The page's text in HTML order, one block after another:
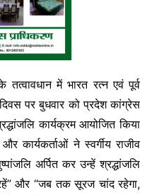
में भारत रत्न एवं पूर्व
पर बुधवार को प्रदेश कांग्रेस
कार्यक्रम आयोजित किया
कार्यकर्ताओं ने स्वर्गीय राजीव
अर्पित कर उन्हें श्रद्धांजलि
रहें” और “जब तक सूरज चांद रहेगा,